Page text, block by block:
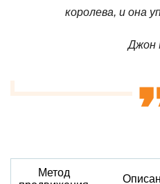
королева, и она
Джон
Метод